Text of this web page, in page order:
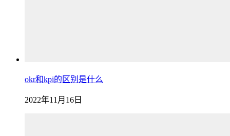
okr和kpi的区别是什么
2022年11月16日